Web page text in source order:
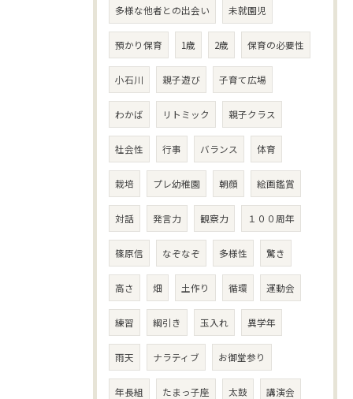
多様な他者との出会い 未就園児
預かり保育 1歳 2歳 保育の必要性
小石川 親子遊び 子育て広場
わかば リトミック 親子クラス
社会性 行事 バランス 体育
栽培 プレ幼稚園 朝顔 絵画鑑賞
対話 発言力 観察力 １００周年
篠原信 なぞなぞ 多様性 驚き
高さ 畑 土作り 循環 運動会
練習 綱引き 玉入れ 異学年
雨天 ナラティブ お御堂参り
年長組 たまっ子座 太鼓 講演会